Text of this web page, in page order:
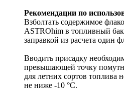
Рекомендации по
Взболтать содержимое
ASTROhim в топливный
заправкой из расчета один
Вводить присадку
превышающей точку
для летних сортов топлива
не ниже -10 °С.